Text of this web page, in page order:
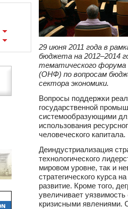
29 июня 2011 года в
бюджета на 2012–2014
тематического форума
(ОНФ) по вопросам
сектора экономики.
Вопросы поддержки
государственной
системообразующими
использования
человеческого капитала.
Деиндустриализация
технологического
мировом уровне, так и
стратегического курса
развитие. Кроме того,
увеличивает
кризисными явлениями.